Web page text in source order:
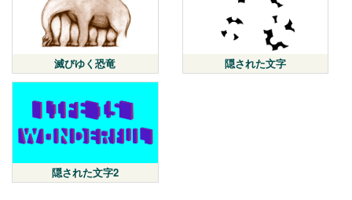
滅びゆく恐竜 隠された文字
隠された文字2